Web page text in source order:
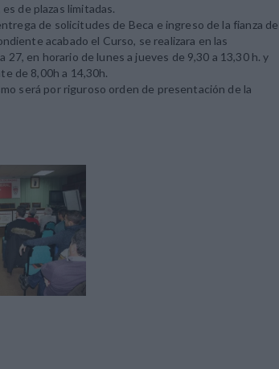
de plazas limitadas.
de solicitudes de Beca e ingreso de la fianza de
acabado el Curso, se realizara en las
en horario de lunes a jueves de 9,30 a 13,30 h. y
de 8,00h a 14,30h.
será por riguroso orden de presentación de la